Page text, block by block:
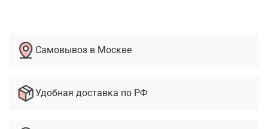
Самовывоз в Москве
Удобная доставка по РФ